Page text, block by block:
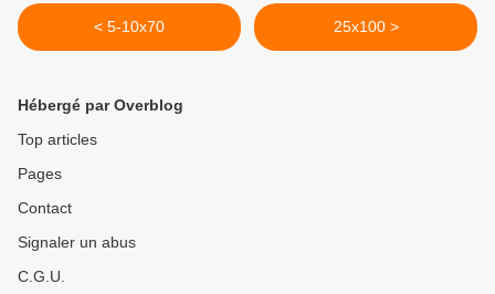
< 5-10x70 25x100 >
Hébergé par Overblog
Top articles
Pages
Contact
Signaler un abus
C.G.U.